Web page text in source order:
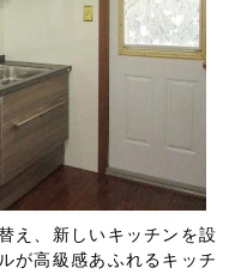
え、新しいキッチンを設
が高級感あふれるキッチ